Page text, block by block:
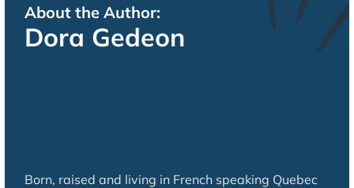
About the Author:
Dora Gedeon
Born, raised and living in French speaking Quebec